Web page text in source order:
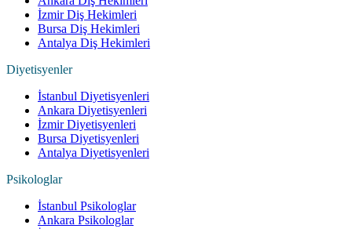
İzmir Diş Hekimleri
Bursa Diş Hekimleri
Antalya Diş Hekimleri
Diyetisyenler
İstanbul Diyetisyenleri
Ankara Diyetisyenleri
İzmir Diyetisyenleri
Bursa Diyetisyenleri
Antalya Diyetisyenleri
Psikologlar
İstanbul Psikologlar
Ankara Psikologlar